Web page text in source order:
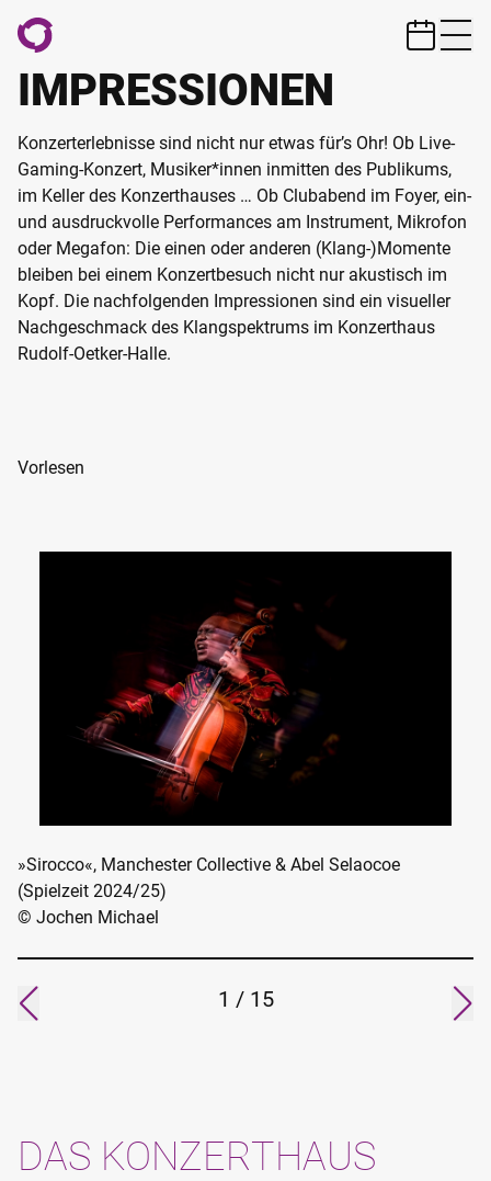
ZUM HAUPTINHALT SPRINGEN
IMPRESSIONEN
Konzerterlebnisse sind nicht nur etwas für’s Ohr! Ob Live-
Gaming-Konzert, Musiker*innen inmitten des Publikums,
im Keller des Konzerthauses … Ob Clubabend im Foyer, ein-
und ausdruckvolle Performances am Instrument, Mikrofon
oder Megafon: Die einen oder anderen (Klang-)Momente
bleiben bei einem Konzertbesuch nicht nur akustisch im
Kopf. Die nachfolgenden Impressionen sind ein visueller
Nachgeschmack des Klangspektrums im Konzerthaus
Rudolf-Oetker-Halle.
Vorlesen
»Sirocco«, Manchester Collective & Abel Selaocoe
(Spielzeit 2024/25)
© Jochen Michael
1 / 15
DAS KONZERTHAUS